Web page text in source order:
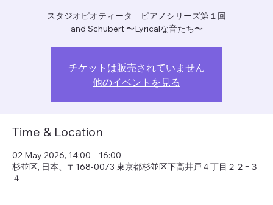
スタジオピオティータ ピアノシリーズ第１回
and Schubert 〜Lyricalな音たち〜
チケットは販売されていません
他のイベントを見る
Time & Location
02 May 2026, 14:00 – 16:00
杉並区, 日本、〒168-0073 東京都杉並区下高井戸４丁目２２−３
４